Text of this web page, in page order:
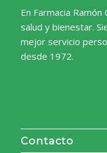
En Farmacia
salud y bienestar.
mejor servicio
desde 1972.
Contacto